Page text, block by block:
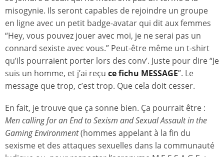
misogynie. Ils seront capables de rejoindre un groupe
en ligne avec un petit badge-avatar qui dit aux femmes
“Hey, vous pouvez jouer avec moi, je ne serai pas un
connard sexiste avec vous.” Peut-être même un t-shirt
qu’ils pourraient porter lors des conv’. Juste pour dire “Je
suis un homme, et j’ai reçu ce fichu MESSAGE”. Le
message que trop, c’est trop. Que cela doit cesser.
En fait, je trouve que ça sonne bien. Ça pourrait être :
Men calling for an End to Sexism and Sexual Assault in the
Gaming Environment(hommes appelant à la fin du
sexisme et des attaques sexuelles dans la communauté